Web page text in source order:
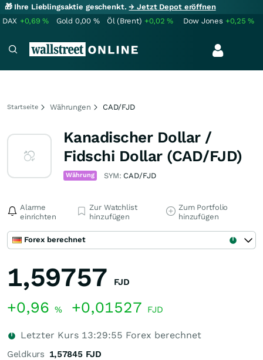
🎁 Ihre Lieblingsaktie geschenkt.→ Jetzt Depot eröffnen
DAX +0,69% Gold 0,00 % Öl (Brent) +0,02% Dow Jones +0,25%
Startseite Währungen CAD/FJD
Kanadischer Dollar /
Fidschi Dollar (CAD/FJD)
Währung SYM: CAD/FJD
Alarme
einrichten
Zur Watchlist
hinzufügen
Zum Portfolio
hinzufügen
Forex berechnet
1,59757 FJD
+0,96 % +0,01527 FJD
Letzter Kurs 13:29:55 Forex berechnet
Geldkurs 1,57845 FJD